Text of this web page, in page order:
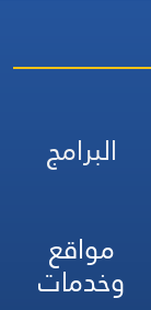
البرامج
مواقع
وخدمات